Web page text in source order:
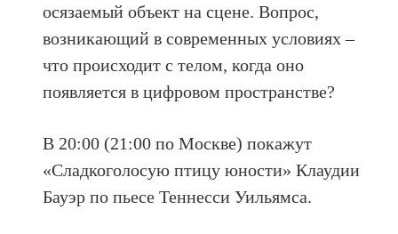
осязаемый объект на сцене. Вопрос,
возникающий в современных условиях –
что происходит с телом, когда оно
появляется в цифровом пространстве?
В 20:00 (21:00 по Москве) покажут
«Сладкоголосую птицу юности» Клаудии
Бауэр по пьесе Теннесси Уильямса.